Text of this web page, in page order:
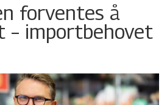
forventes å
– importbehovet